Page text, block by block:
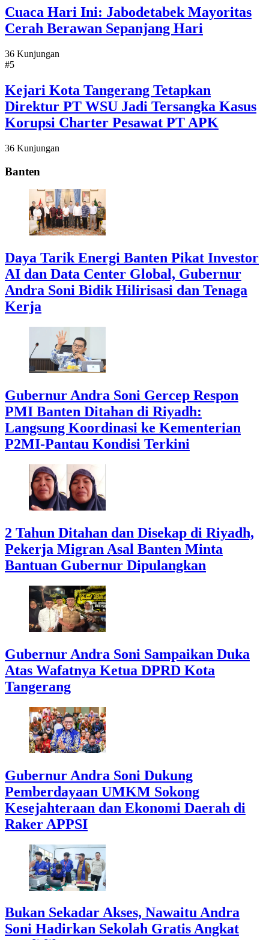
Cuaca Hari Ini: Jabodetabek Mayoritas
Cerah Berawan Sepanjang Hari
36 Kunjungan
#5
Kejari Kota Tangerang Tetapkan
Direktur PT WSU Jadi Tersangka Kasus
Korupsi Charter Pesawat PT APK
36 Kunjungan
Banten
Daya Tarik Energi Banten Pikat Investor
AI dan Data Center Global, Gubernur
Andra Soni Bidik Hilirisasi dan Tenaga
Kerja
Gubernur Andra Soni Gercep Respon
PMI Banten Ditahan di Riyadh:
Langsung Koordinasi ke Kementerian
P2MI-Pantau Kondisi Terkini
2 Tahun Ditahan dan Disekap di Riyadh,
Pekerja Migran Asal Banten Minta
Bantuan Gubernur Dipulangkan
Gubernur Andra Soni Sampaikan Duka
Atas Wafatnya Ketua DPRD Kota
Tangerang
Gubernur Andra Soni Dukung
Pemberdayaan UMKM Sokong
Kesejahteraan dan Ekonomi Daerah di
Raker APPSI
Bukan Sekadar Akses, Nawaitu Andra
Soni Hadirkan Sekolah Gratis Angkat